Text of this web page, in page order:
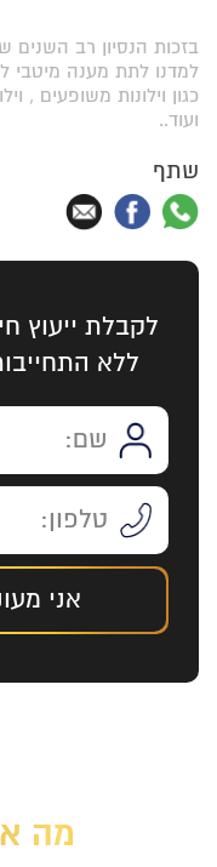
בזכות הנסיון רב השנים
למדנו לתת מענה מיטבי
כגון וילונות משופעים ,
ועוד..
שתף
לקבלת ייעוץ
ללא
אני
מה